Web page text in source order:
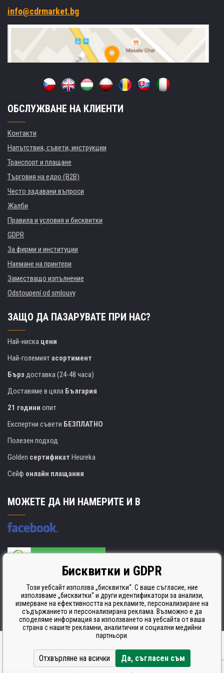
info@cdrmarket.bg
ОБСЛУЖВАНЕ НА КЛИЕНТИ
Контакти
Напътствия, съвети, инструкции
Транспорт и плащане
Търговия на едро (B2B)
Често задавани въпроси
Жалби
Правила и условия и бисквитки
GDPR
За фирми и институции
Наемане на принтери
Заместващо изпълнение
Odstoupení od smlouvy
ЗАЩО ДА ПАЗАРУВАТЕ ПРИ НАС?
Най-ниска цени
Най-големиятасортимент
Бърз доставка (24-48 часа)
Доставяме в цяла България
21 години опит
Експертни съвети БЕЗПЛАТНО
Полезен подход
Golden сертификат Heureka
Сейф онлайн плащания
МОЖЕТЕ ДА НИ НАМЕРИТЕ И В
Производителят на касети е сертифициран
ISO 9001. ISO 14001 и STMC.
Ecommerce solutionsBINARGON.cz
Бисквитки и GDPR
Този уебсайт използва „бисквитки“. С ваше съгласие, ние
използваме „бисквитки“ и други идентификатори за анализи,
измерване на ефективността на рекламите, персонализиране на
съдържанието и персонализирана реклама. Възможно е да
споделяме информация за използването на уебсайта от ваша
страна с нашите рекламни, аналитични и социални медийни
партньори.
Отхвърляне на всички Да, съгласен съм